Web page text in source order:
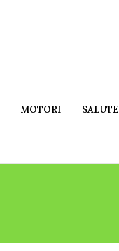
MOTORI SALUTE